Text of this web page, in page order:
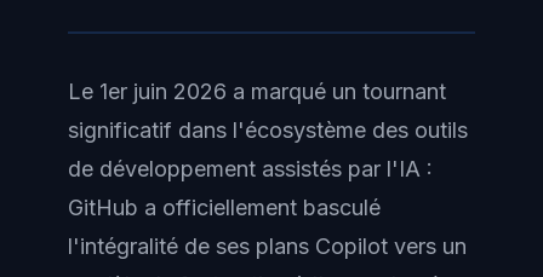
Le 1er juin 2026 a marqué un tournant
significatif dans l'écosystème des outils
de développement assistés par l'IA :
GitHub a officiellement basculé
l'intégralité de ses plans Copilot vers un